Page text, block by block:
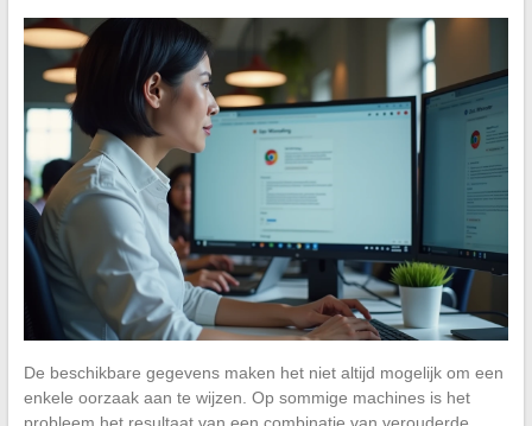
De beschikbare gegevens maken het niet altijd mogelijk om een
enkele oorzaak aan te wijzen. Op sommige machines is het